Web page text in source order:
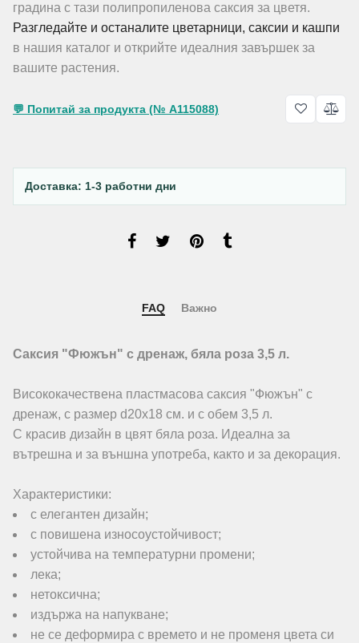
градина с тази полипропиленова саксия за цветя.
Разгледайте и останалите цветарници, саксии и кашпи
в нашия каталог и открийте идеалния завършек за
вашите растения.
💬 Попитай за продукта (№ A115088)
Доставка: 1-3 работни дни
FAQ Важно
Саксия "Фюжън" с дренаж, бяла роза 3,5 л.
Висококачествена пластмасова саксия "Фюжън" с
дренаж, с размер d20х18 см. и с обем 3,5 л.
С красив дизайн в цвят бяла роза. Идеална за
вътрешна и за външна употреба, както и за декорация.
Характеристики:
с елегантен дизайн;
с повишена износоустойчивост;
устойчива на температурни промени;
лека;
нетоксична;
издържа на напукване;
не се деформира с времето и не променя цвета си